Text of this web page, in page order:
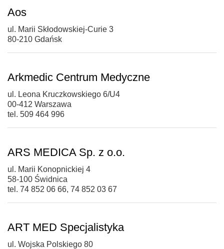
Aos
ul. Marii Skłodowskiej-Curie 3
80-210 Gdańsk
Arkmedic Centrum Medyczne
ul. Leona Kruczkowskiego 6/U4
00-412 Warszawa
tel. 509 464 996
ARS MEDICA Sp. z o.o.
ul. Marii Konopnickiej 4
58-100 Świdnica
tel. 74 852 06 66, 74 852 03 67
ART MED Specjalistyka
ul. Wojska Polskiego 80